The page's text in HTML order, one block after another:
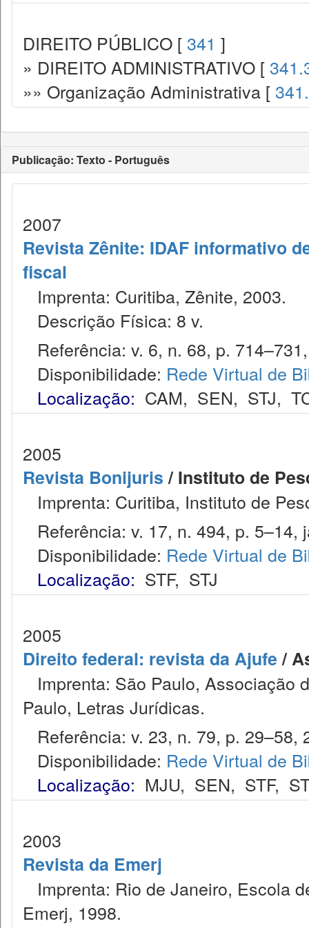
DIREITO PÚBLICO [ 341 ]
» DIREITO ADMINISTRATIVO [
»» Organização Administrativa [
Publicação: Texto - Português
2007
Revista Zênite: IDAF informativo
fiscal
Imprenta: Curitiba, Zênite, 2003.
Descrição Física: 8 v.
Referência: v. 6, n. 68, p.
Disponibilidade: Rede Virtual de
Localização: CAM, SEN, STJ,
2005
Revista Bonijuris/ Instituto de
Imprenta: Curitiba, Instituto de
Referência: v. 17, n. 494, p. 5–14,
Disponibilidade: Rede Virtual de
Localização: STF, STJ
2005
Direito federal: revista da Ajufe/
Imprenta: São Paulo, Associação
Paulo, Letras Jurídicas.
Referência: v. 23, n. 79, p. 29–58,
Disponibilidade: Rede Virtual de
Localização: MJU, SEN, STF,
2003
Revista da Emerj
Imprenta: Rio de Janeiro, Escola
Emerj, 1998.